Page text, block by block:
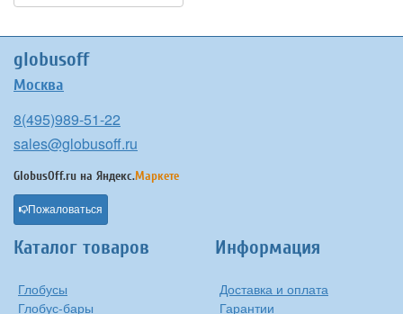
globusoff
Москва
8(495)989-51-22
sales@globusoff.ru
GlobusOff.ru на Яндекс.Маркете
Пожаловаться
Каталог товаров
Глобусы
Глобус-бары
Информация
Доставка и оплата
Гарантии